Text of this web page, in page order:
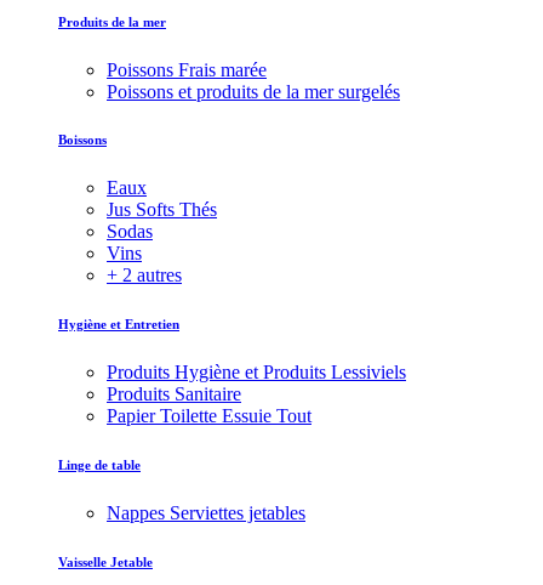
Produits de la mer
Poissons Frais marée
Poissons et produits de la mer surgelés
Boissons
Eaux
Jus Softs Thés
Sodas
Vins
+ 2 autres
Hygiène et Entretien
Produits Hygiène et Produits Lessiviels
Produits Sanitaire
Papier Toilette Essuie Tout
Linge de table
Nappes Serviettes jetables
Vaisselle Jetable